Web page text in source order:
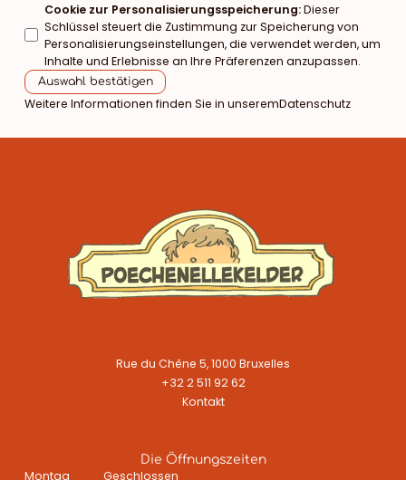
Cookie zur Personalisierungsspeicherung:Dieser
Schlüssel steuert die Zustimmung zur Speicherung von
Personalisierungseinstellungen, die verwendet werden, um
Inhalte und Erlebnisse an Ihre Präferenzen anzupassen.
Auswahl bestätigen
Weitere Informationen finden Sie in unseremDatenschutz
Rue du Chêne 5, 1000 Bruxelles
+32 2 511 92 62
Kontakt
Die Öffnungszeiten
Montag Geschlossen